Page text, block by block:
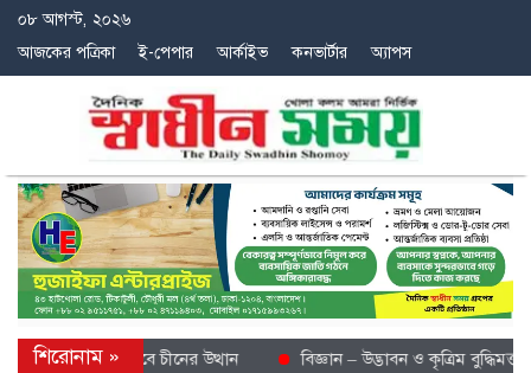
০৮ আগস্ট, ২০২৬
আজকের পত্রিকা
ই-পেপার আর্কাইভ কনভার্টার অ্যাপস
শীতল গন্তব্য হিসেবে চীনের উত্থান বিজ্ঞান – উদ্ভাবন ও কৃত্রিম বুদ্ধিমত্তায়